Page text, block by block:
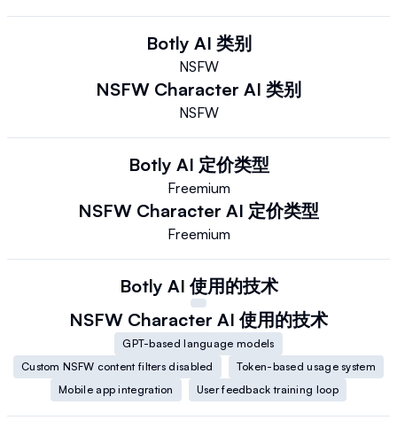
Botly AI 类别
NSFW
NSFW Character AI 类别
NSFW
Botly AI 定价类型
Freemium
NSFW Character AI 定价类型
Freemium
Botly AI 使用的技术
NSFW Character AI 使用的技术
GPT-based language models
Custom NSFW content filters disabled
Token-based usage system
Mobile app integration
User feedback training loop